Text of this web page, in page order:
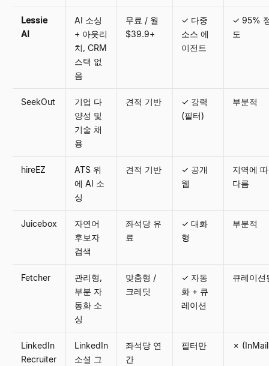
Lessie
AI
AI 소싱
+ 아웃리
치, CRM
스택 없
음
무료 / 월
$39.9+
✓ 다중
소스 에
이전트
✓ 95%
도
SeekOut
기업 다
양성 및
기술 채
용
견적 기반
✓ 강력
(필터)
부분적
hireEZ
ATS 위
에 AI 소
싱
견적 기반
✓ 공개
웹
지역에
다름
Juicebox
자연어
후보자
검색
좌석당 유
료
✓ 대화
형
부분적
Fetcher
관리형,
부분 자
동화 소
싱
맞춤형 /
크레딧
✓ 자동
화 + 큐
레이션
큐레이션
LinkedIn
Recruiter
LinkedIn
소셜 그
좌석당 연
간
필터만 ✗